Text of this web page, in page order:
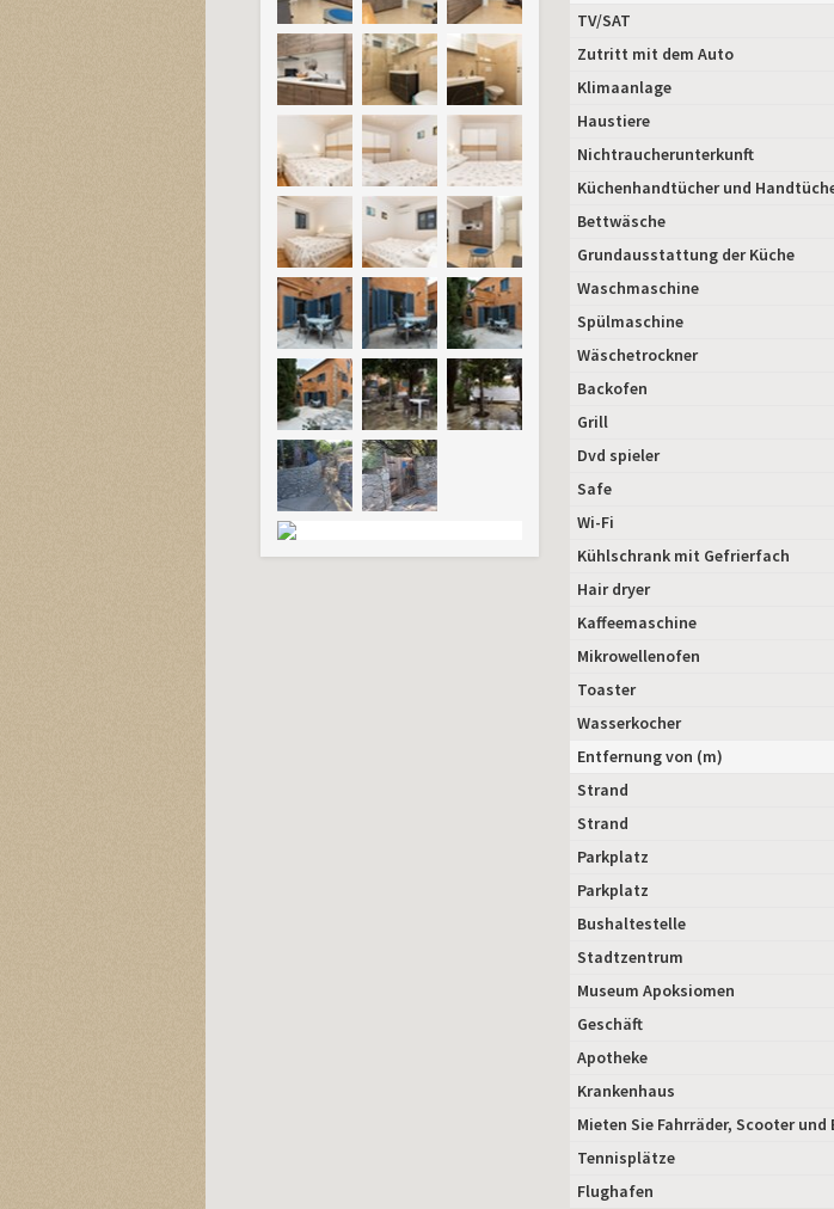
TV/SAT
Zutritt mit dem Auto
Klimaanlage
Haustiere
Nichtraucherunterkunft
Küchenhandtücher und
Bettwäsche
Grundausstattung der Küche
Waschmaschine
Spülmaschine
Wäschetrockner
Backofen
Grill
Dvd spieler
Safe
Wi-Fi
Kühlschrank mit Gefrierfach
Hair dryer
Kaffeemaschine
Mikrowellenofen
Toaster
Wasserkocher
Entfernung von (m)
Strand
Strand
Parkplatz
Parkplatz
Bushaltestelle
Stadtzentrum
Museum Apoksiomen
Geschäft
Apotheke
Krankenhaus
Mieten Sie Fahrräder, Scooter und
Tennisplätze
Flughafen